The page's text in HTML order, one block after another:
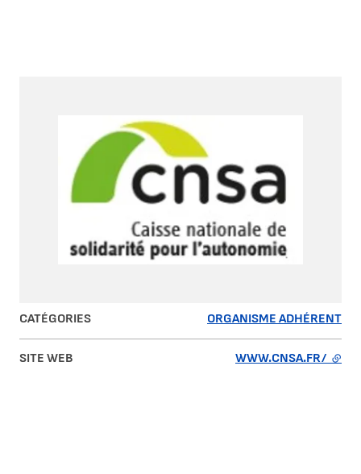
CATÉGORIES ORGANISME ADHÉRENT
SITE WEB WWW.CNSA.FR/ -